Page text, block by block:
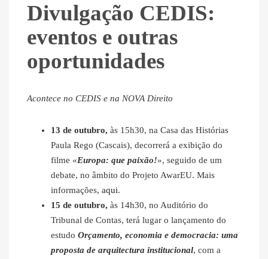
Divulgação CEDIS:
eventos e outras
oportunidades
Acontece no CEDIS e na NOVA Direito
13 de outubro, às 15h30, na Casa das Histórias
Paula Rego (Cascais), decorrerá a exibição do
filme «Europa: que paixão!», seguido de um
debate, no âmbito do Projeto AwarEU. Mais
informações, aqui.
15 de outubro, às 14h30, no Auditório do
Tribunal de Contas, terá lugar o lançamento do
estudo Orçamento, economia e democracia: uma
proposta de arquitectura institucional, com a